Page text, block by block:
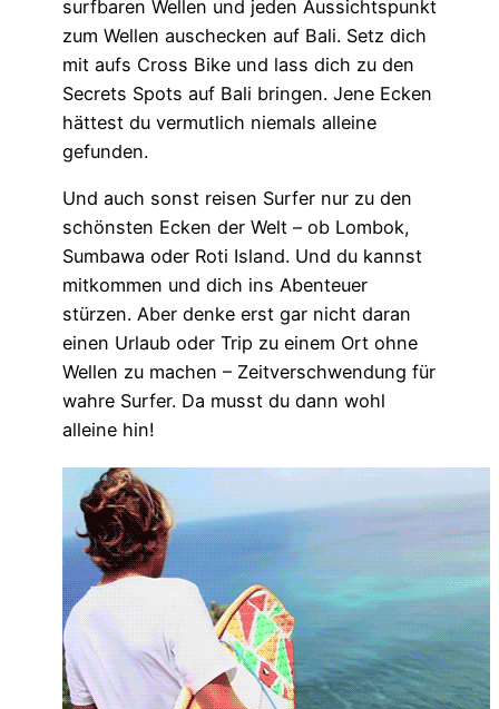
surfbaren Wellen und jeden Aussichtspunkt
zum Wellen auschecken auf Bali. Setz dich
mit aufs Cross Bike und lass dich zu den
Secrets Spots auf Bali bringen. Jene Ecken
hättest du vermutlich niemals alleine
gefunden.
Und auch sonst reisen Surfer nur zu den
schönsten Ecken der Welt – ob Lombok,
Sumbawa oder Roti Island. Und du kannst
mitkommen und dich ins Abenteuer
stürzen. Aber denke erst gar nicht daran
einen Urlaub oder Trip zu einem Ort ohne
Wellen zu machen – Zeitverschwendung für
wahre Surfer. Da musst du dann wohl
alleine hin!